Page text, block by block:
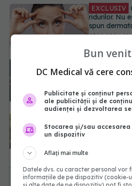
Ce se
consumăm
07.08.2026,
Alergia la
esențiale
prevenție și
07.08.2026,
medic
URMĂREȘTE-NE ȘI PE:
Bun
DC Medical vă cere
Publicitate și conținut
ale publicității și de
audienței și dezvoltarea
Stocarea și/sau
un dispozitiv
Aflați mai multe
Datele dvs. cu caracter personal vor
informațiile de pe dispozitiv (cookie-